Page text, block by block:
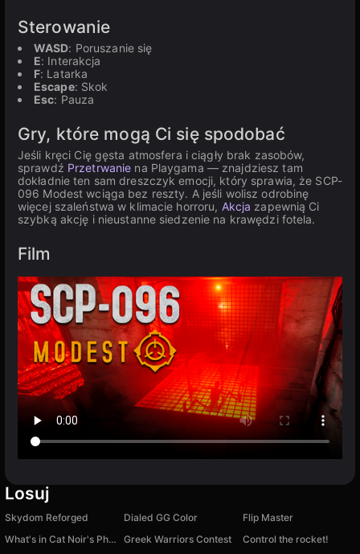
Sterowanie
WASD: Poruszanie się
E: Interakcja
F: Latarka
Escape: Skok
Esc: Pauza
Gry, które mogą Ci się spodobać
Jeśli kręci Cię gęsta atmosfera i ciągły brak zasobów,
sprawdź Przetrwanie na Playgama — znajdziesz tam
dokładnie ten sam dreszczyk emocji, który sprawia, że SCP-
096 Modest wciąga bez reszty. A jeśli wolisz odrobinę
więcej szaleństwa w klimacie horroru, Akcja zapewnią Ci
szybką akcję i nieustanne siedzenie na krawędzi fotela.
Film
Losuj
Skydom Reforged Dialed GG Color
Flip Master
What's in Cat Noir's Phone?
Greek Warriors Contest
Control the rocket!